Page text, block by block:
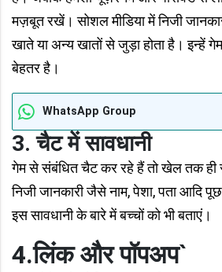
मज़बूत रखें। सोशल मीडिया में निजी
खाते या अन्य खातों से जुड़ा होता है। इन्हें
बेहतर है।
WhatsApp Group
3. चैट में सावधानी
गेम से संबंधित चैट कर रहे हैं तो खेल तक ही
निजी जानकारी जैसे नाम, पेशा, पता आदि
इस सावधानी के बारे में बच्चों को भी बताएं।
4.लिंक और पॉपअप`